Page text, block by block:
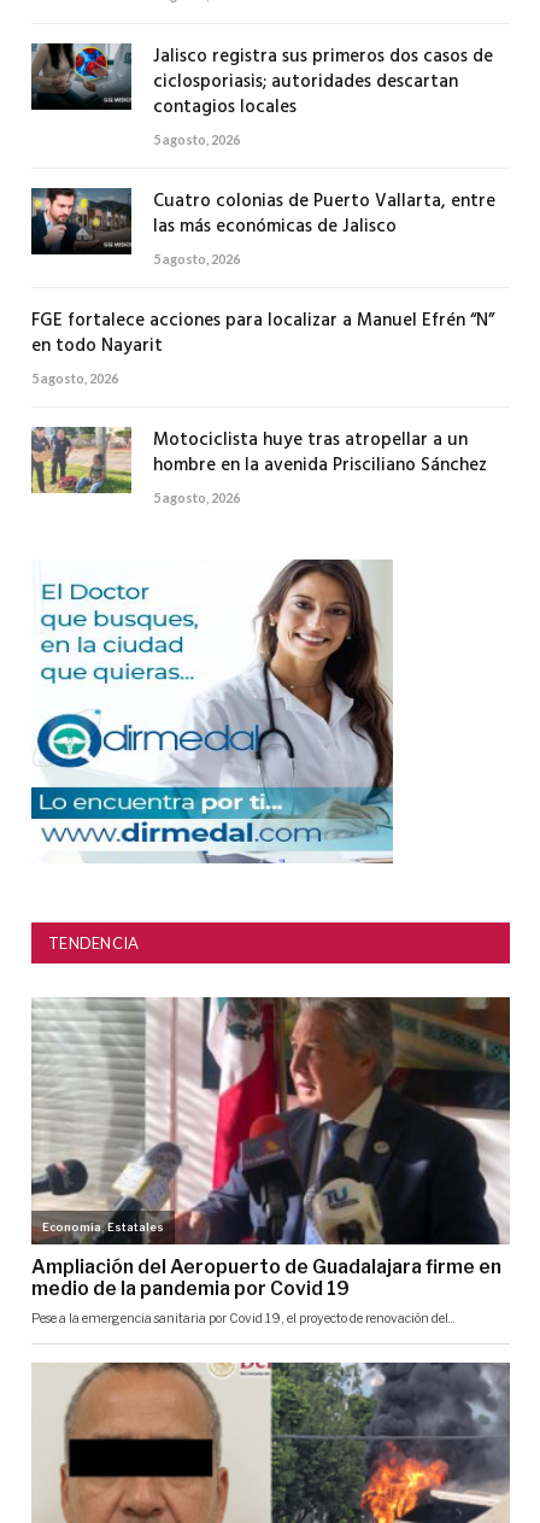
Jalisco registra sus primeros dos casos de
ciclosporiasis; autoridades descartan
contagios locales
5 agosto, 2026
Cuatro colonias de Puerto Vallarta, entre
las más económicas de Jalisco
5 agosto, 2026
FGE fortalece acciones para localizar a Manuel Efrén “N”
en todo Nayarit
5 agosto, 2026
Motociclista huye tras atropellar a un
hombre en la avenida Prisciliano Sánchez
5 agosto, 2026
TENDENCIA